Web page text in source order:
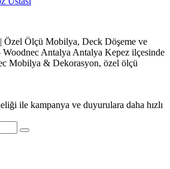
Özel Ölçü Mobilya, Deck Döşeme ve
Antalya Antalya Kepez ilçesinde
Mobilya & Dekorasyon, özel ölçü
ile kampanya ve duyurulara daha hızlı